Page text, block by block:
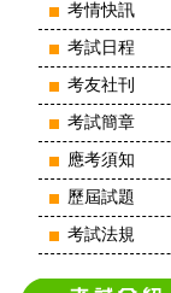
考情快訊
考試日程
考友社刊
考試簡章
應考須知
歷屆試題
考試法規